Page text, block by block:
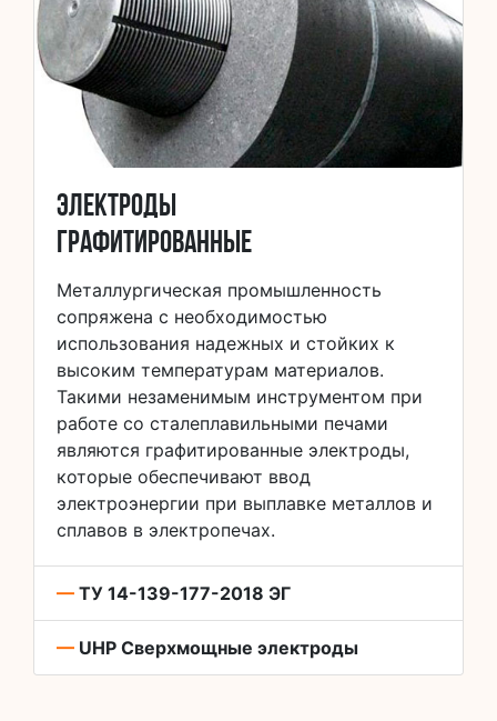
Электроды
графитированные
Металлургическая промышленность
сопряжена с необходимостью
использования надежных и стойких к
высоким температурам материалов.
Такими незаменимым инструментом при
работе со сталеплавильными печами
являются графитированные электроды,
которые обеспечивают ввод
электроэнергии при выплавке металлов и
сплавов в электропечах.
— ТУ 14-139-177-2018 ЭГ
— UHP Сверхмощные электроды